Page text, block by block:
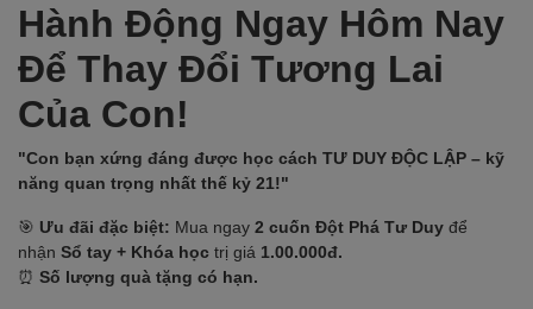
Hành Động Ngay Hôm Nay
Để Thay Đổi Tương Lai
Của Con!
"Con bạn xứng đáng được học cách TƯ DUY ĐỘC LẬP – kỹ
năng quan trọng nhất thế kỷ 21!"
🎯 Ưu đãi đặc biệt: Mua ngay 2 cuốn Đột Phá Tư Duy để
nhận Sổ tay + Khóa học trị giá 1.00.000đ.
⏰ Số lượng quà tặng có hạn.